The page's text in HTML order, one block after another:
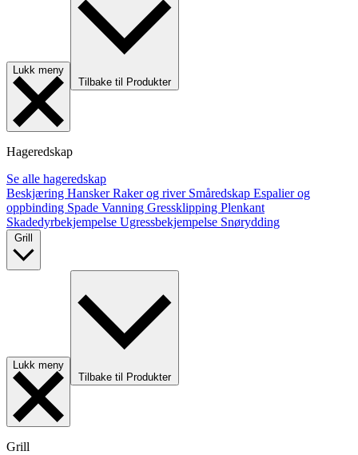
Lukk meny
Tilbake til Produkter
Hageredskap
Se alle hageredskap
Beskjæring HanskerRaker og river Småredskap Espalier og
oppbinding Spade Vanning Gressklipping Plenkant
Skadedyrbekjempelse Ugressbekjempelse Snørydding
Lukk meny
Tilbake til Produkter
Grill